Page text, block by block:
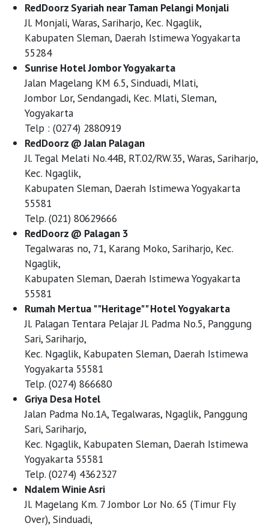
RedDoorz Syariah near Taman Pelangi Monjali
Jl. Monjali, Waras, Sariharjo, Kec. Ngaglik,
Kabupaten Sleman, Daerah Istimewa Yogyakarta
55284
Sunrise Hotel Jombor Yogyakarta
Jalan Magelang KM 6.5, Sinduadi, Mlati,
Jombor Lor, Sendangadi, Kec. Mlati, Sleman,
Yogyakarta
Telp : (0274) 2880919
RedDoorz @ Jalan Palagan
Jl. Tegal Melati No.44B, RT.02/RW.35, Waras, Sariharjo,
Kec. Ngaglik,
Kabupaten Sleman, Daerah Istimewa Yogyakarta
55581
Telp. (021) 80629666
RedDoorz @ Palagan 3
Tegalwaras no, 71, Karang Moko, Sariharjo, Kec.
Ngaglik,
Kabupaten Sleman, Daerah Istimewa Yogyakarta
55581
Rumah Mertua ""Heritage"" Hotel Yogyakarta
Jl. Palagan Tentara Pelajar Jl. Padma No.5, Panggung
Sari, Sariharjo,
Kec. Ngaglik, Kabupaten Sleman, Daerah Istimewa
Yogyakarta 55581
Telp. (0274) 866680
Griya Desa Hotel
Jalan Padma No.1A, Tegalwaras, Ngaglik, Panggung
Sari, Sariharjo,
Kec. Ngaglik, Kabupaten Sleman, Daerah Istimewa
Yogyakarta 55581
Telp. (0274) 4362327
Ndalem Winie Asri
Jl. Magelang Km. 7 Jombor Lor No. 65 (Timur Fly
Over), Sinduadi,